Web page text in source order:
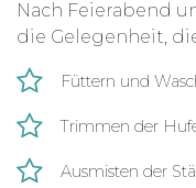
Nach Feierabend
die Gelegenheit,
Füttern und
Trimmen der
Ausmisten der